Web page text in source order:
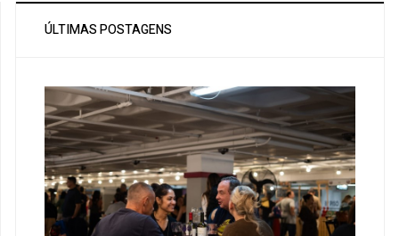
ÚLTIMAS POSTAGENS